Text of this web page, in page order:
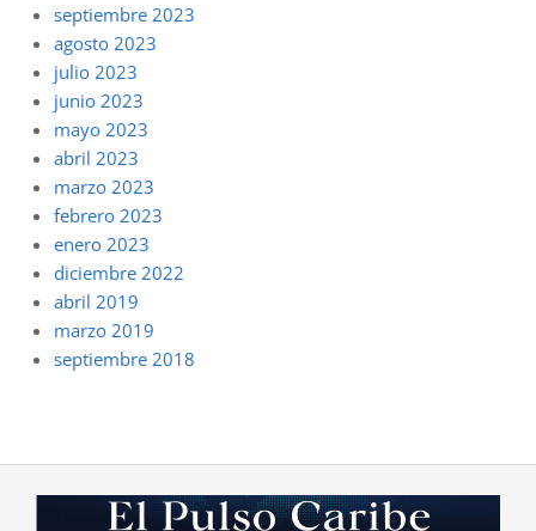
septiembre 2023
agosto 2023
julio 2023
junio 2023
mayo 2023
abril 2023
marzo 2023
febrero 2023
enero 2023
diciembre 2022
abril 2019
marzo 2019
septiembre 2018